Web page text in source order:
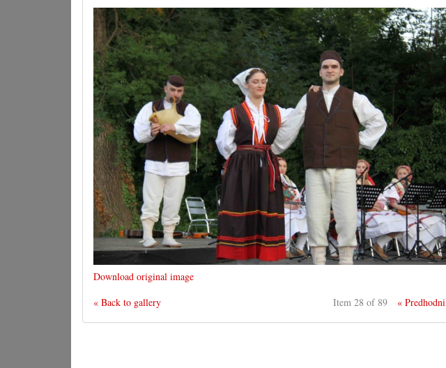
Download original image
« Back to gallery
Item 28 of 89 « Predhodni